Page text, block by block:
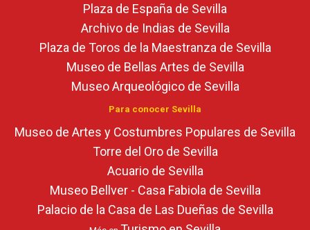
Plaza de España de Sevilla
Archivo de Indias de Sevilla
Plaza de Toros de la Maestranza de Sevilla
Museo de Bellas Artes de Sevilla
Museo Arqueológico de Sevilla
Para conocer Sevilla
Museo de Artes y Costumbres Populares de Sevilla
Torre del Oro de Sevilla
Acuario de Sevilla
Museo Bellver - Casa Fabiola de Sevilla
Palacio de la Casa de Las Dueñas de Sevilla